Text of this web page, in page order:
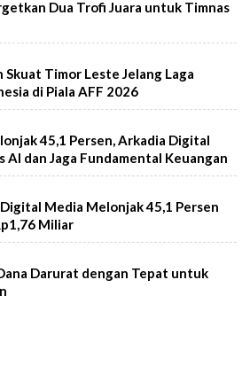
Dua Trofi Juara untuk Timnas
Timor Leste Jelang Laga
di Piala AFF 2026
45,1 Persen, Arkadia Digital
AI dan Jaga Fundamental Keuangan
Media Melonjak 45,1 Persen
Miliar
Darurat dengan Tepat untuk